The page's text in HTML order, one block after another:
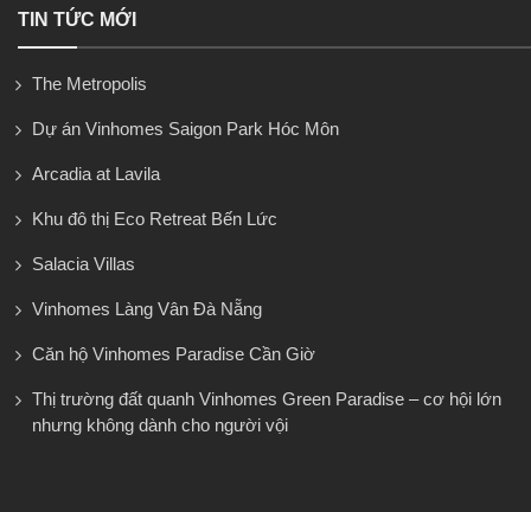
TIN TỨC MỚI
The Metropolis
Dự án Vinhomes Saigon Park Hóc Môn
Arcadia at Lavila
Khu đô thị Eco Retreat Bến Lức
Salacia Villas
Vinhomes Làng Vân Đà Nẵng
Căn hộ Vinhomes Paradise Cần Giờ
Thị trường đất quanh Vinhomes Green Paradise – cơ hội lớn
nhưng không dành cho người vội